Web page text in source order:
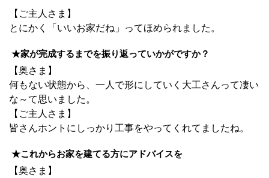
【ご主人さま】
とにかく「いいお家だね」ってほめられました。
★家が完成するまでを振り返っていかがですか？
【奥さま】
何もない状態から、一人で形にしていく大工さんって凄い
な～て思いました。
【ご主人さま】
皆さんホントにしっかり工事をやってくれてましたね。
★これからお家を建てる方にアドバイスを
【奥さま】